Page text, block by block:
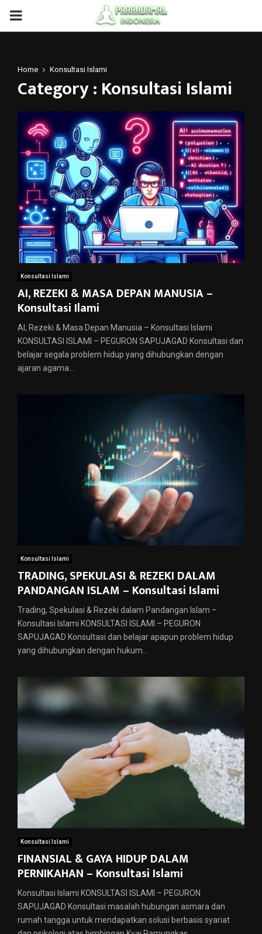
PRIMARY
Home Konsultasi Islami
Category : Konsultasi Islami
Konsultasi Islami
AI, REZEKI & MASA DEPAN MANUSIA –
Konsultasi Ilami
AI, Rezeki & Masa Depan Manusia – Konsultasi Islami
KONSULTASI ISLAMI – PEGURON SAPUJAGAD Konsultasi dan
belajar segala problem hidup yang dihubungkan dengan
ajaran agama...
Konsultasi Islami
TRADING, SPEKULASI & REZEKI DALAM
PANDANGAN ISLAM – Konsultasi Islami
Trading, Spekulasi & Rezeki dalam Pandangan Islam –
Konsultasi Islami KONSULTASI ISLAMI – PEGURON
SAPUJAGAD Konsultasi dan belajar apapun problem hidup
yang dihubungkan dengan hukum...
Konsultasi Islami
FINANSIAL & GAYA HIDUP DALAM
PERNIKAHAN – Konsultasi Islami
Konsultasi Islami KONSULTASI ISLAMI – PEGURON
SAPUJAGAD Konsultasi masalah hubungan asmara dan
rumah tangga untuk mendapatkan solusi berbasis syariat